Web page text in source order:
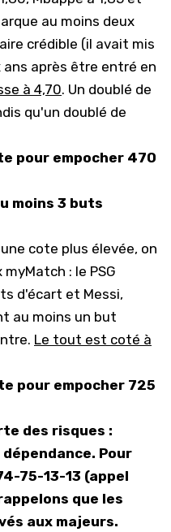
au moins deux
crédible (il avait mis
ans après être entré en
à 4,70. Un doublé de
qu'un doublé de
pour empocher 470
moins 3 buts
cote plus élevée, on
: le PSG
d'écart et Messi,
au moins un but
Le tout est coté à
pour empocher 725
des risques :
Pour
75-13-13 (appel
que les
aux majeurs.